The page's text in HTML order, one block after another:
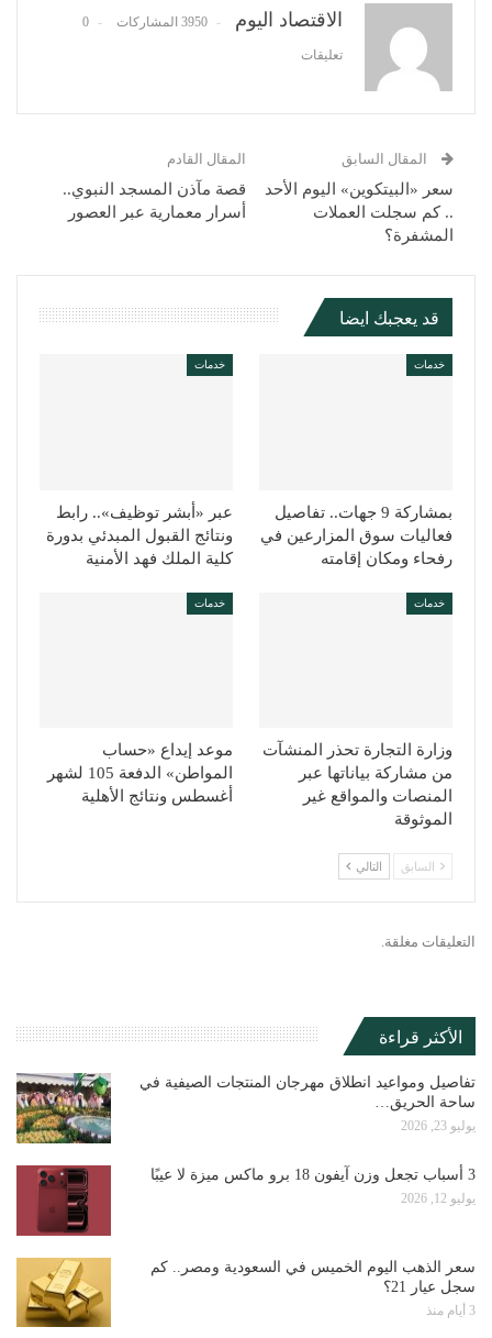
الاقتصاد اليوم 3950 المشاركات 0
تعليقات
المقال السابق
سعر «البيتكوين» اليوم الأحد
.. كم سجلت العملات
المشفرة؟
المقال القادم
قصة مآذن المسجد النبوي..
أسرار معمارية عبر العصور
قد يعجبك ايضا
خدمات
بمشاركة 9 جهات.. تفاصيل
فعاليات سوق المزارعين في
رفحاء ومكان إقامته
خدمات
عبر «أبشر توظيف».. رابط
ونتائج القبول المبدئي بدورة
كلية الملك فهد الأمنية
خدمات
وزارة التجارة تحذر المنشآت
من مشاركة بياناتها عبر
المنصات والمواقع غير
الموثوقة
خدمات
موعد إيداع «حساب
المواطن» الدفعة 105 لشهر
أغسطس ونتائج الأهلية
السابق التالي
التعليقات مغلقة.
الأكثر قراءة
تفاصيل ومواعيد انطلاق مهرجان المنتجات الصيفية في
ساحة الحريق…
يوليو 23, 2026
3 أسباب تجعل وزن آيفون 18 برو ماكس ميزة لا عيبًا
يوليو 12, 2026
سعر الذهب اليوم الخميس في السعودية ومصر.. كم
سجل عيار 21؟
3 أيام منذ